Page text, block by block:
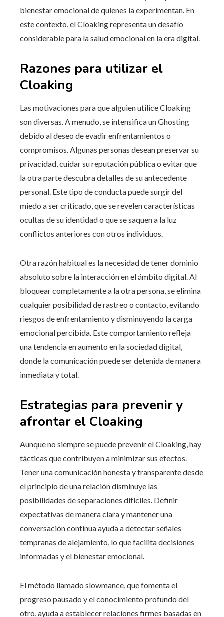
bienestar emocional de quienes la experimentan. En
este contexto, el Cloaking representa un desafío
considerable para la salud emocional en la era digital.
Razones para utilizar el
Cloaking
Las motivaciones para que alguien utilice Cloaking
son diversas. A menudo, se intensifica un Ghosting
debido al deseo de evadir enfrentamientos o
compromisos. Algunas personas desean preservar su
privacidad, cuidar su reputación pública o evitar que
la otra parte descubra detalles de su antecedente
personal. Este tipo de conducta puede surgir del
miedo a ser criticado, que se revelen características
ocultas de su identidad o que se saquen a la luz
conflictos anteriores con otros individuos.
Otra razón habitual es la necesidad de tener dominio
absoluto sobre la interacción en el ámbito digital. Al
bloquear completamente a la otra persona, se elimina
cualquier posibilidad de rastreo o contacto, evitando
riesgos de enfrentamiento y disminuyendo la carga
emocional percibida. Este comportamiento refleja
una tendencia en aumento en la sociedad digital,
donde la comunicación puede ser detenida de manera
inmediata y total.
Estrategias para prevenir y
afrontar el Cloaking
Aunque no siempre se puede prevenir el Cloaking, hay
tácticas que contribuyen a minimizar sus efectos.
Tener una comunicación honesta y transparente desde
el principio de una relación disminuye las
posibilidades de separaciones difíciles. Definir
expectativas de manera clara y mantener una
conversación continua ayuda a detectar señales
tempranas de alejamiento, lo que facilita decisiones
informadas y el bienestar emocional.
El método llamado slowmance, que fomenta el
progreso pausado y el conocimiento profundo del
otro, ayuda a establecer relaciones firmes basadas en